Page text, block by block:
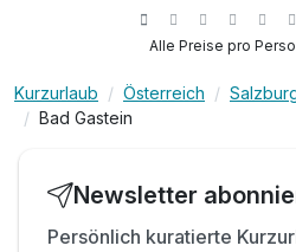
inkl. Nutzung des
Alle Preise pro
Kurzurlaub Österreich
Bad Gastein
Newsletter
Persönlich kuratierte